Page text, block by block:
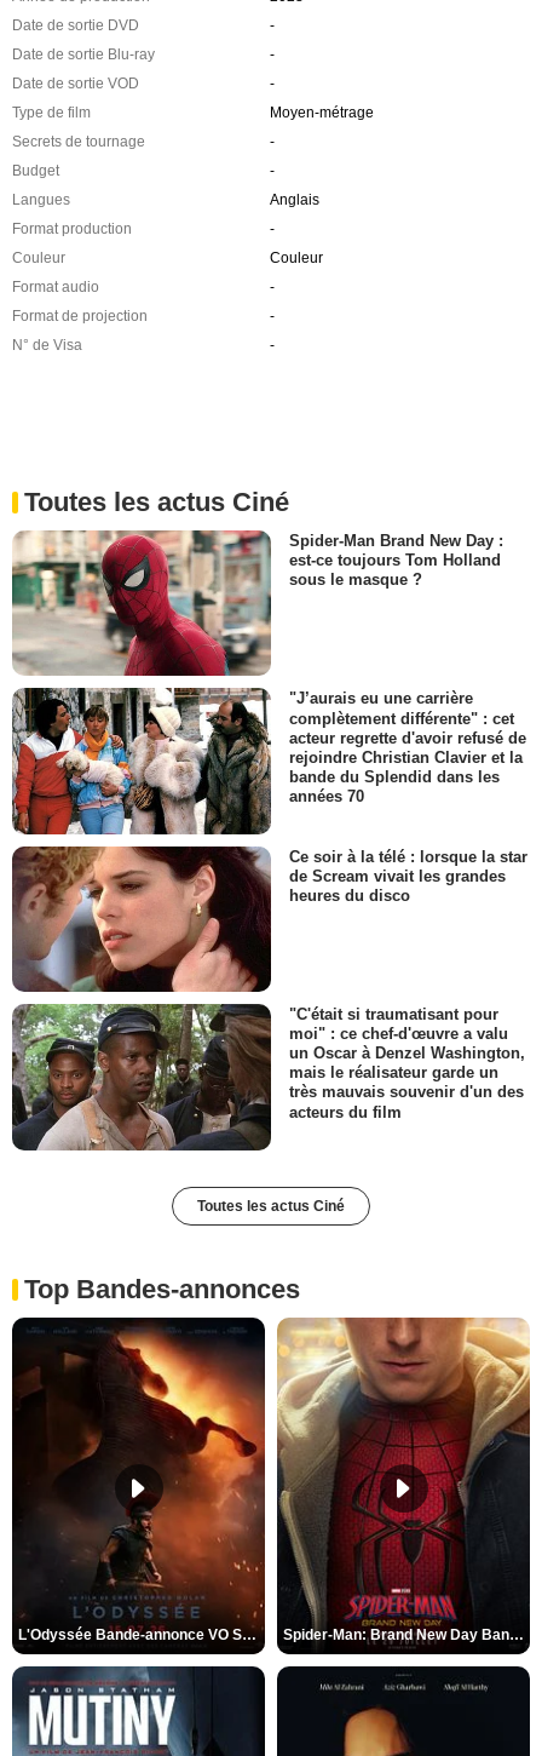
Date de sortie DVD
-
Date de sortie Blu-ray
-
Date de sortie VOD
-
Type de film
Moyen-métrage
Secrets de tournage
-
Budget
-
Langues
Anglais
Format production
-
Couleur
Couleur
Format audio
-
Format de projection
-
N° de Visa
-
Toutes les actus Ciné
Spider-Man Brand New Day :
est-ce toujours Tom Holland
sous le masque ?
"J’aurais eu une carrière
complètement différente" : cet
acteur regrette d'avoir refusé de
rejoindre Christian Clavier et la
bande du Splendid dans les
années 70
Ce soir à la télé : lorsque la star
de Scream vivait les grandes
heures du disco
"C'était si traumatisant pour
moi" : ce chef-d'œuvre a valu
un Oscar à Denzel Washington,
mais le réalisateur garde un
très mauvais souvenir d'un des
acteurs du film
Toutes les actus Ciné
Top Bandes-annonces
L'Odyssée Bande-annonce VO STFR Spider-Man: Brand New Day Bande-annonce VO STFR